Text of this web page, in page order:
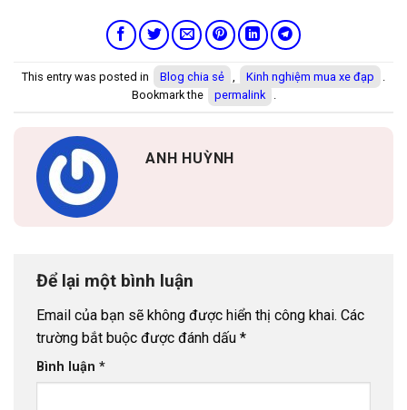
This entry was posted in Blog chia sẻ , Kinh nghiệm mua xe đạp
.
Bookmark the
permalink .
ANH HUỲNH
Để lại một bình luận
Email của bạn sẽ không được hiển thị công khai. Các
trường bắt buộc được đánh dấu *
Bình luận *